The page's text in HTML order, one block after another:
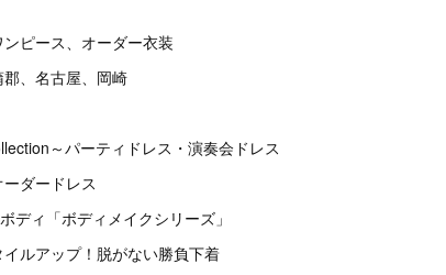
ピース、オーダー衣装
、名古屋、岡崎
～パーティドレス・演奏会ドレス
ダードレス
ディ「ボディメイクシリーズ」
ルアップ！脱がない勝負下着